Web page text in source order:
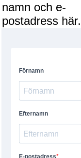
namn och e-
postadress här.